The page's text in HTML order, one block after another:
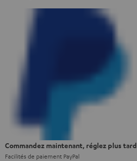
Commandez maintenant, réglez plus tard
Facilités de paiement PayPal